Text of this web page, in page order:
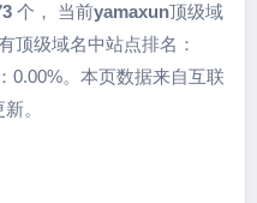
个， 当前yamaxun顶级域
顶级域名中站点排名：
0.00%。本页数据来自互联
。